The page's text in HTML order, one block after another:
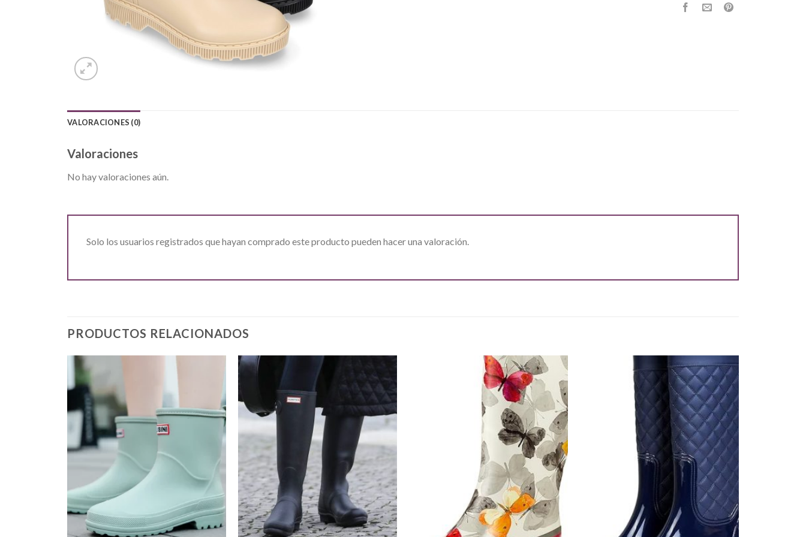
VALORACIONES (0)
Valoraciones
No hay valoraciones aún.
Solo los usuarios registrados que hayan comprado este producto pueden hacer una valoración.
PRODUCTOS RELACIONADOS